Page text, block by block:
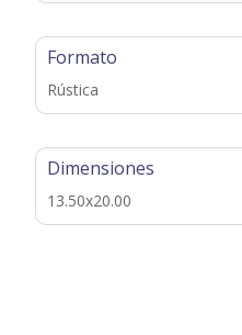
Formato
Rústica
Dimensiones
13.50x20.00